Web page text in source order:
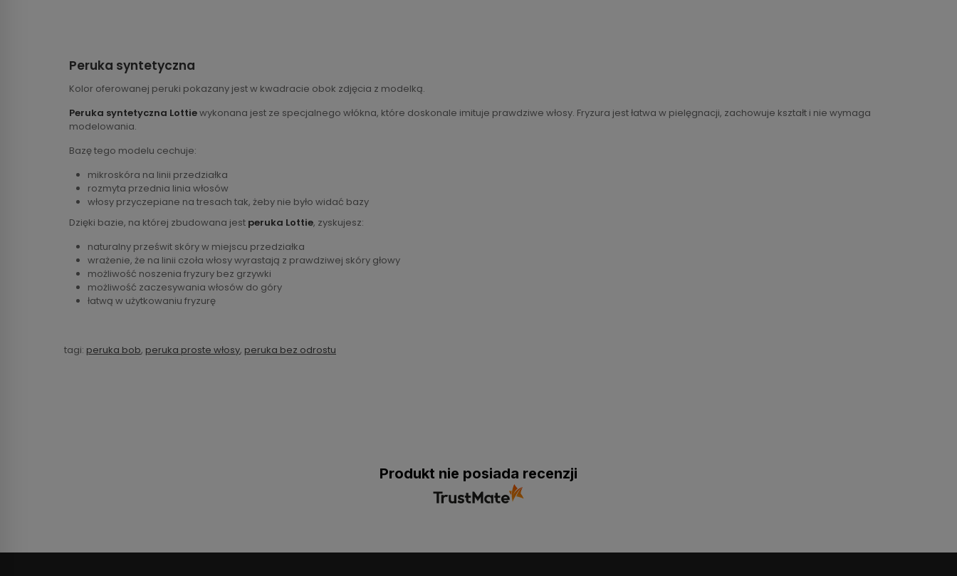
Peruka syntetyczna
Kolor oferowanej peruki pokazany jest w kwadracie obok zdjęcia z modelką.
Peruka syntetyczna Lottiewykonana jest ze specjalnego włókna, które doskonale imituje prawdziwe włosy. Fryzura jest łatwa w pielęgnacji, zachowuje kształt i nie wymaga
modelowania.
Bazę tego modelu cechuje:
mikroskóra na linii przedziałka
rozmyta przednia linia włosów
włosy przyczepiane na tresach tak, żeby nie było widać bazy
Dzięki bazie, na której zbudowana jest peruka Lottie, zyskujesz:
naturalny prześwit skóry w miejscu przedziałka
wrażenie, że na linii czoła włosy wyrastają z prawdziwej skóry głowy
możliwość noszenia fryzury bez grzywki
możliwość zaczesywania włosów do góry
łatwą w użytkowaniu fryzurę
tagi: peruka bob, peruka proste włosy, peruka bez odrostu
Produkt nie posiada recenzji